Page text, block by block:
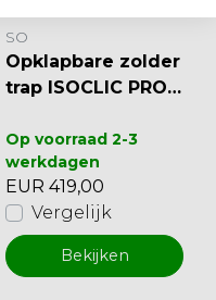
SO
Opklapbare zolder
trap ISOCLIC PRO 5
Op voorraad 2-3
werkdagen
EUR 419,00
Vergelijk
Bekijken